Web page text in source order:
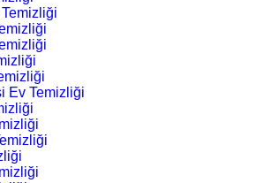
Ev Temizliği